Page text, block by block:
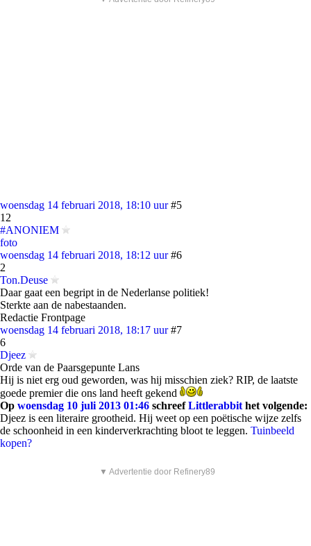
woensdag 14 februari 2018, 18:10 uur #5
12
#ANONIEM
foto
woensdag 14 februari 2018, 18:12 uur #6
2
Ton.Deuse
Daar gaat een begript in de Nederlanse politiek!
Sterkte aan de nabestaanden.
Redactie Frontpage
woensdag 14 februari 2018, 18:17 uur #7
6
Djeez
Orde van de Paarsgepunte Lans
Hij is niet erg oud geworden, was hij misschien ziek? RIP, de laatste
goede premier die ons land heeft gekend
Op woensdag 10 juli 2013 01:46 schreefLittlerabbit het volgende:
Djeez is een literaire grootheid. Hij weet op een poëtische wijze zelfs
de schoonheid in een kinderverkrachting bloot te leggen. Tuinbeeld
kopen?
▼ Advertentie door Refinery89